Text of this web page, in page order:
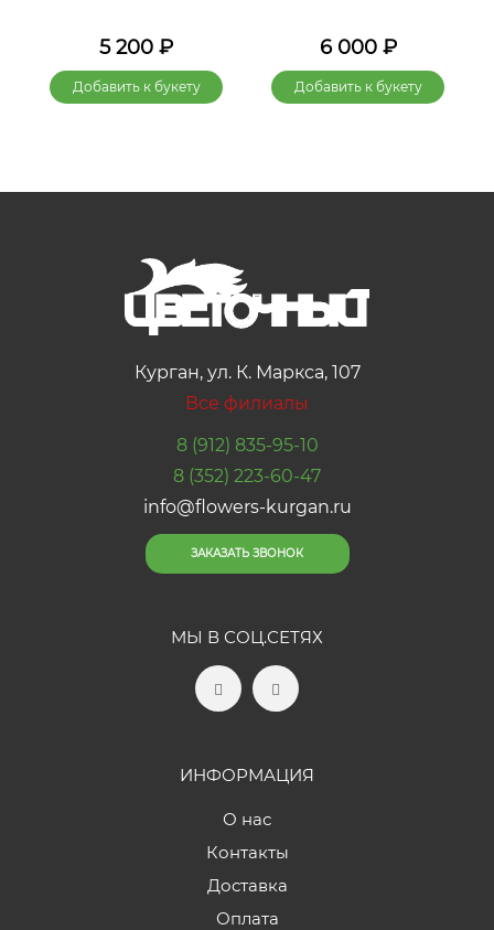
5 200 ₽
Добавить к букету
6 000₽
Добавить к букету
Курган, ул. К. Маркса, 107
Все филиалы
8 (912) 835-95-10
8 (352) 223-60-47
info@flowers-kurgan.ru
ЗАКАЗАТЬ ЗВОНОК
МЫ В СОЦ.СЕТЯХ
ИНФОРМАЦИЯ
О нас
Контакты
Доставка
Оплата